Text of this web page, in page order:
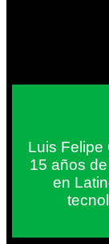
Luis Felipe
15 años
en